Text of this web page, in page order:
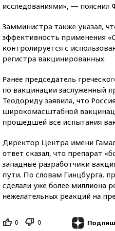
исследованиями», — пояснил
Замминистра также указал,
эффективность применения
контролируется с
регистра вакцинированных.
Ранее председатель
по вакцинации заслуженный
Теодориду заявила, что
широкомасштабной
прошедшей все испытания
Директор Центра имени
ответ сказал, что препарат
западные разработчики
пути. По словам Гинцбурга,
сделали уже более миллиона
нежелательных реакций на
0 0